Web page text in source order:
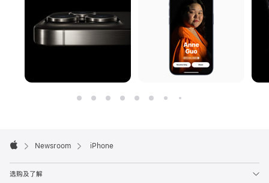
Footer

Newsroom iPhone
选购及了解